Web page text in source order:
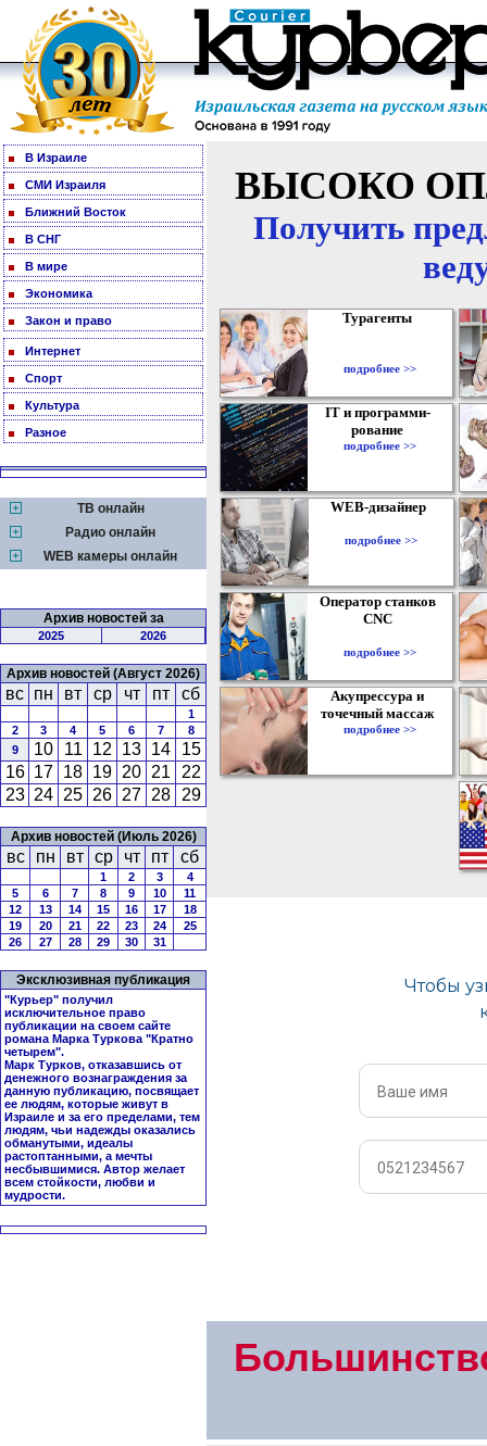
В Израиле
СМИ Израиля
Ближний Восток
В СНГ
В мире
Экономика
Закон и право
Интернет
Спорт
Культура
Разное
ТВ онлайн
Радио онлайн
WEB камеры онлайн
Архив новостей за
2025 2026
Архив новостей (Август 2026)
вс пн вт ср чт пт сб
1
2
3 4 5 6 7
8
9
10 11 12 13 14
15
16 17 18 19 20 21
22
23 24 25 26 27 28 29
Архив новостей (Июль 2026)
вс пн вт ср чт пт сб
1 2 3
4
5
6 7 8 9 10
11
12
13 14 15 16 17
18
19
20 21 22 23 24
25
26
27 28 29 30 31
Эксклюзивная публикация
"Курьер" получил
исключительное право
публикации на своем сайте
романа Марка Туркова "Кратно
четырем".
Марк Турков, отказавшись от
денежного вознаграждения за
данную публикацию, посвящает
ее людям, которые живут в
Израиле и за его пределами, тем
людям, чьи надежды оказались
обманутыми, идеалы
растоптанными, а мечты
несбывшимися. Автор желает
всем стойкости, любви и
мудрости.
ВЫСОКО
Получить
Турагенты
подробнее >>
IT и программи-
рование
подробнее >>
WEB-дизайнер
подробнее >>
Оператор станков
CNC
подробнее >>
Акупрессура и
точечный массаж
подробнее >>